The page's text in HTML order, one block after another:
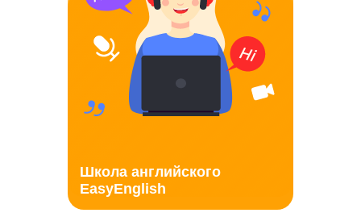
Школа английского
EasyEnglish